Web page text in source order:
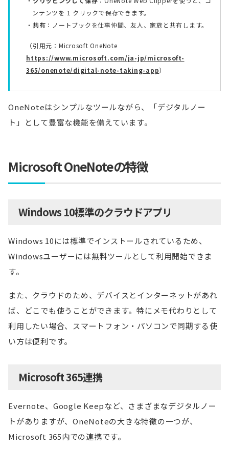
ンテンツを 1 クリックで保存できます。
共有 ：ノートブックを仕事仲間、友人、家族と共有します。
（引用元：Microsoft OneNote
https://www.microsoft.com/ja-jp/microsoft-
365/onenote/digital-note-taking-app）
OneNoteはシンプルなツールながら、「デジタルノー
ト」として豊富な機能を備えています。
Microsoft OneNoteの特徴
Windows 10標準のクラウドアプリ
Windows 10には標準でインストールされているため、
Windowsユーザーには無料ツールとして利用開始できま
す。
また、クラウドのため、デバイスとインターネットがあれ
ば、どこでも使うことができます。特にメモ代わりとして
利用したい場合、スマートフォン・パソコンで同期する使
い方は便利です。
Microsoft 365連携
Evernote、Google Keepなど、さまざまなデジタルノー
トがありますが、OneNoteの大きな特徴の一つが、
Microsoft 365内での連携です。